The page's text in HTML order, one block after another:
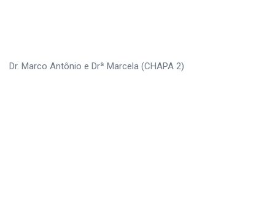
Dr. Marco Antônio e Drª Marcela (CHAPA 2)